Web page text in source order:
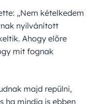
„Nem kételkedem
nyilvánított
Ahogy előre
mit fognak
majd repülni,
ha mindig is ebben